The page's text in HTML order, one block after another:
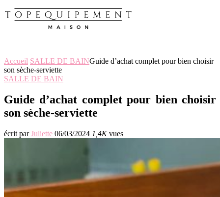
Accueil SALLE DE BAINGuide d’achat complet pour bien choisir
son sèche-serviette
SALLE DE BAIN
Guide d’achat complet pour bien choisir
son sèche-serviette
écrit parJuliette 06/03/2024 1,4Kvues